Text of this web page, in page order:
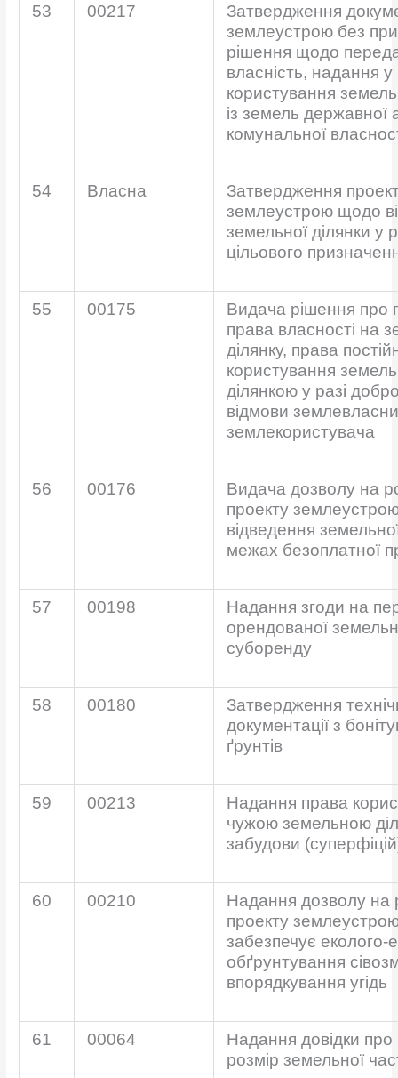
53 00217
Затвердження
землеустрою без
рішення щодо
власність, надання у
користування
із земель державної
комунальної
54 Власна
Затвердження
землеустрою щодо
земельної ділянки у
цільового
55 00175
Видача рішення про
права власності на
ділянку, права
користування
ділянкою у разі
відмови
землекористувача
56 00176
Видача дозволу на
проекту
відведення
межах безоплатної
57 00198
Надання згоди на
орендованої
суборенду
58 00180
Затвердження
документації з
ґрунтів
59 00213
Надання права
чужою земельною
забудови
60 00210
Надання дозволу на
проекту
забезпечує еколого-
обґрунтування
впорядкування угідь
61 00064
Надання довідки про
розмір земельної